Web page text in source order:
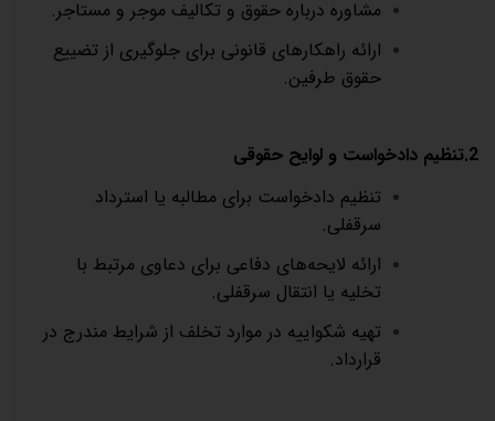
مشاوره درباره حقوق و تکالیف موجر و مستاجر.
ارائه راهکارهای قانونی برای جلوگیری از تضییع
حقوق طرفین.
2.تنظیم دادخواست و لوایح حقوقی
تنظیم دادخواست برای مطالبه یا استرداد
سرقفلی.
ارائه لایحه‌های دفاعی برای دعاوی مرتبط با
تخلیه یا انتقال سرقفلی.
تهیه شکواییه در موارد تخلف از شرایط مندرج در
قرارداد.